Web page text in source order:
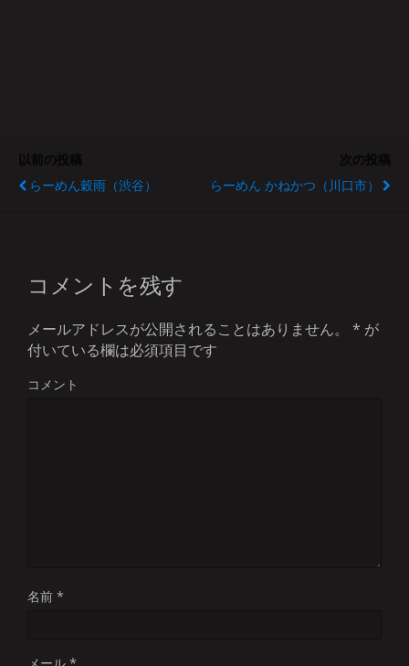
らーめん穀雨（渋谷）
らーめん かねかつ（川口市）
コメントを残す
メールアドレスが公開されることはありません。 * が
付いている欄は必須項目です
コメント
名前 *